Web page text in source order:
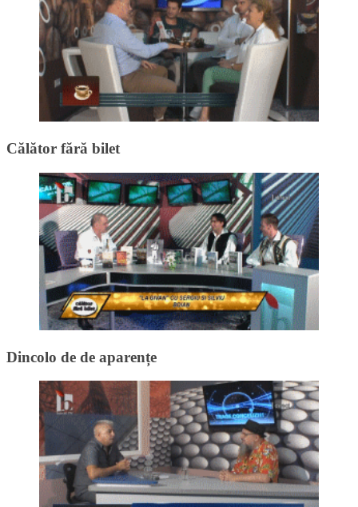
Călător fără bilet
Dincolo de de aparențe